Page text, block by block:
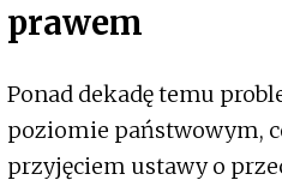
prawem
Ponad dekadę temu
poziomie państwowym,
przyjęciem ustawy o